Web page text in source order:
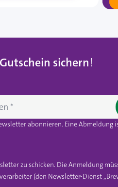
sichern!
abonnieren. Eine Abmeldung
zu schicken. Die Anmeldung
(den Newsletter-Dienst